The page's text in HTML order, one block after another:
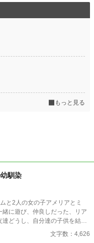
もっと見る
馴染
と2人の女の子アメリアとミ
に遊び、仲良しだった、リア
どうし、自分達の子供を結婚
の時に婚約者になった、それ
け仲間外れだわと思ってい
文字数：4,626